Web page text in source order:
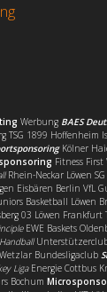
Werbung BAES
TSG 1899 Hoffenheim
Kölner
Fitness First
Rhein-Neckar Löwen
Eisbären Berlin VfL
Basketball Löwen
03 Löwen Frankfurt
EWE Baskets
HandballUnterstützerclub
Bundesligaclub
LigaEnergie Cottbus
Bochum